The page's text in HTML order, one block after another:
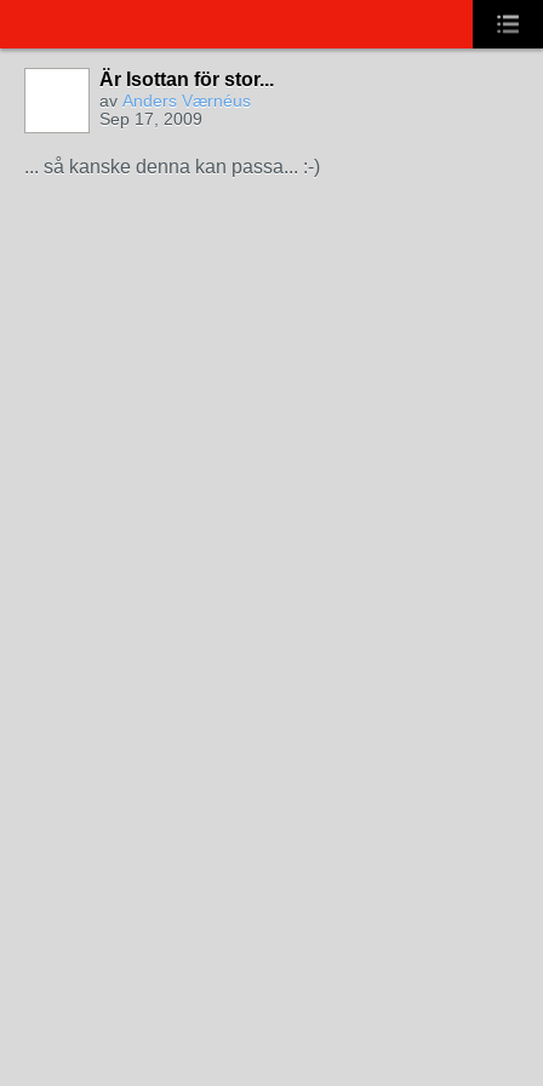
Är Isottan för stor...
av Anders Værnéus
Sep 17, 2009
... så kanske denna kan passa... :-)